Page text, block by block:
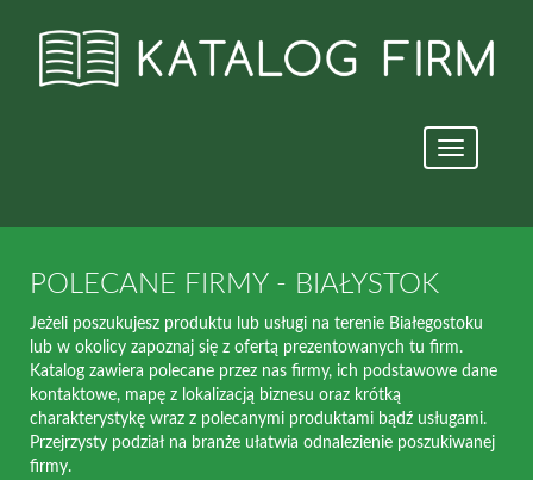
Nawigacja
strony
POLECANE FIRMY - BIAŁYSTOK
Jeżeli poszukujesz produktu lub usługi na terenie Białegostoku
lub w okolicy zapoznaj się z ofertą prezentowanych tu firm.
Katalog zawiera polecane przez nas firmy, ich podstawowe dane
kontaktowe, mapę z lokalizacją biznesu oraz krótką
charakterystykę wraz z polecanymi produktami bądź usługami.
Przejrzysty podział na branże ułatwia odnalezienie poszukiwanej
firmy.